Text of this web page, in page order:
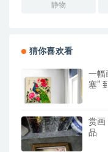
静物
猜你喜欢看
一幅
塞”
赏画
品